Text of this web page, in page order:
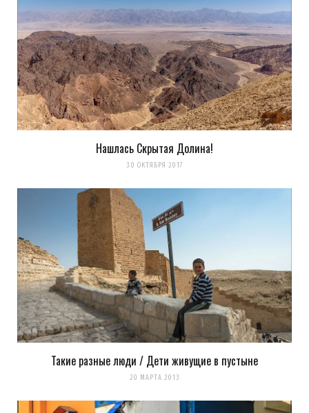
Нашлась Скрытая Долина!
30 ОКТЯБРЯ 2017
Такие разные люди / Дети живущие в пустыне
20 МАРТА 2013